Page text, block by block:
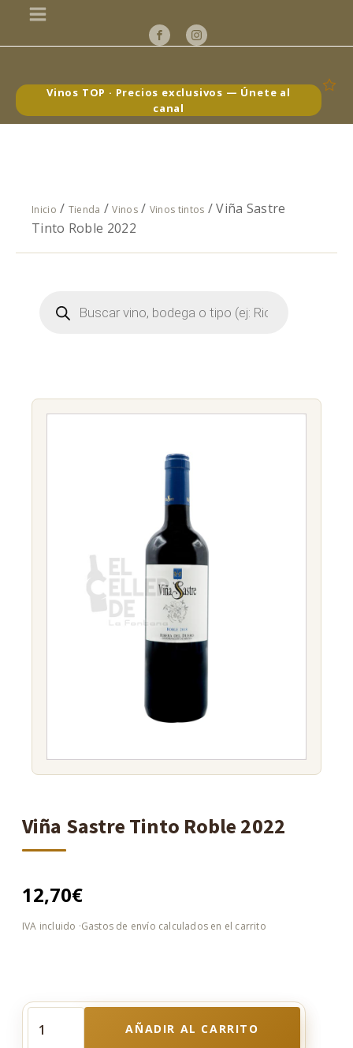
Vinos TOP · Precios exclusivos — Únete al
canal
Inicio / Tienda /Vinos/ Vinos tintos / Viña Sastre
Tinto Roble 2022
Búsqueda
Viña Sastre Tinto Roble 2022
12,70€
AÑADIR AL CARRITO